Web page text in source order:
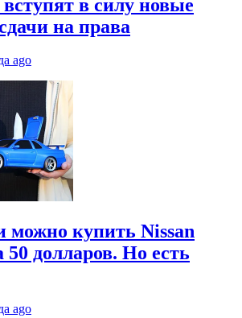
в силу новые
на права
ago
можно купить Nissan
50 долларов. Но есть
ago